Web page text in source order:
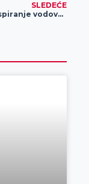
SLEDEĆE
Plansko ispiranje vodovodne mreže vršiće se noću